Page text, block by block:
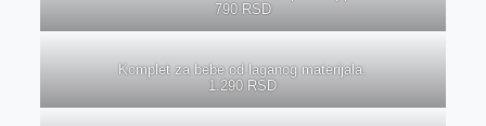
790 RSD
Komplet za bebe od laganog materijala.
1.290 RSD